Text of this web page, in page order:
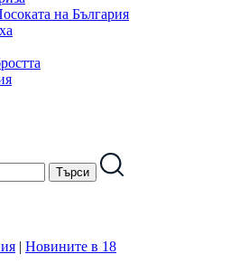
на България
| Новините в 18